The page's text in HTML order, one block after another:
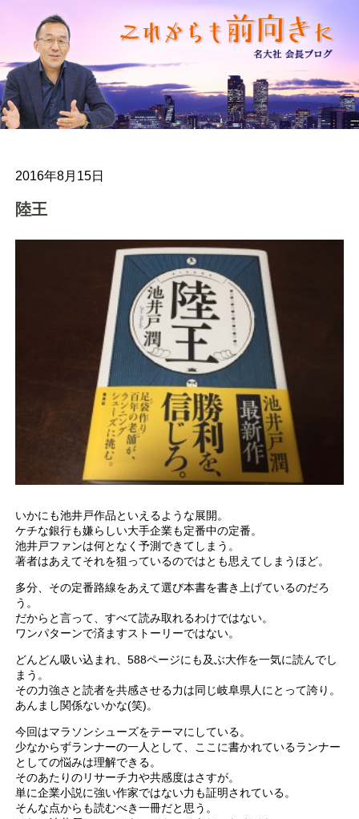
2016年8月15日
陸王
いかにも池井戸作品といえるような展開。
ケチな銀行も嫌らしい大手企業も定番中の定番。
池井戸ファンは何となく予測できてしまう。
著者はあえてそれを狙っているのではとも思えてしまうほど。
多分、その定番路線をあえて選び本書を書き上げているのだろ
う。
だからと言って、すべて読み取れるわけではない。
ワンパターンで済ますストーリーではない。
どんどん吸い込まれ、588ページにも及ぶ大作を一気に読んでし
まう。
その力強さと読者を共感させる力は同じ岐阜県人にとって誇り。
あんまし関係ないかな(笑)。
今回はマラソンシューズをテーマにしている。
少なからずランナーの一人として、ここに書かれているランナー
としての悩みは理解できる。
そのあたりのリサーチ力や共感度はさすが。
単に企業小説に強い作家ではない力も証明されている。
そんな点からも読むべき一冊だと思う。